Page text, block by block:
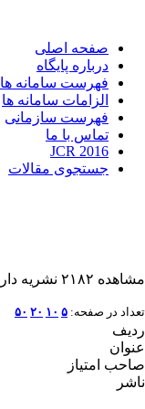
صفحه اصلی
درباره پایگاه
فهرست سامانه ها
الزامات سامانه ها
فهرست سازمانی
تماس با ما
JCR 2016
جستجوی مقالات
مشاهده ۲۱۸۲ نشریه دارای داده [
تعداد در صفحه: ۵ ۱۰ ۲۰ ۵۰
ردیف
عنوان
صاحب امتیاز
ناشر